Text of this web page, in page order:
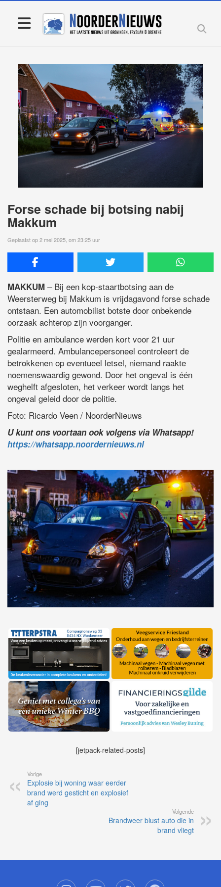
Forse schade bij botsing nabij
Makkum
Geplaatst op 2 mei 2025, om 23:25 uur
MAKKUM – Bij een kop-staartbotsing aan de
Weersterweg bij Makkum is vrijdagavond forse schade
ontstaan. Een automobilist botste door onbekende
oorzaak achterop zijn voorganger.
Politie en ambulance werden kort voor 21 uur
gealarmeerd. Ambulancepersoneel controleert de
betrokkenen op eventueel letsel, niemand raakte
noemenswaardig gewond. Door het ongeval is één
weghelft afgesloten, het verkeer wordt langs het
ongeval geleid door de politie.
Foto: Ricardo Veen / NoorderNieuws
U kunt ons voortaan ook volgens via Whatsapp!
https://whatsapp.noordernieuws.nl
[jetpack-related-posts]
Vorige
Explosie bij woning waar eerder
brand werd gesticht en explosief
af ging
Volgende
Brandweer blust auto die in
brand vliegt